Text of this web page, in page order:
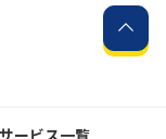
サービス一覧